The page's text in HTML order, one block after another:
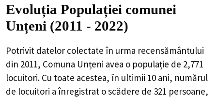
Evoluția Populației comunei
Unțeni (2011 - 2022)
Potrivit datelor colectate în urma recensământului
din 2011, Comuna Unțeni avea o populație de 2,771
locuitori. Cu toate acestea, în ultimii 10 ani, numărul
de locuitori a înregistrat oscădere de 321 persoane,